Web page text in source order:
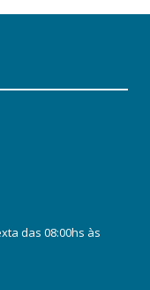
das 08:00hs às